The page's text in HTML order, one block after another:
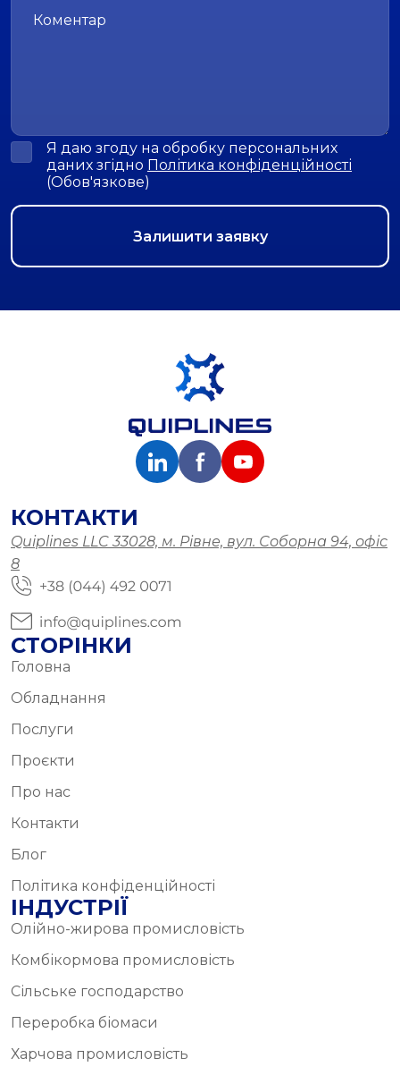
Я даю згоду на обробку персональних
даних згідно Політика конфіденційності
(Обов'язкове)
КОНТАКТИ
Quiplines LLC 33028, м. Рівне, вул. Соборна 94, офіс
8
СТОРІНКИ
Головна
Обладнання
Послуги
Проєкти
Про нас
Контакти
Блог
Політика конфіденційності
ІНДУСТРІЇ
Олійно-жирова промисловість
Комбікормова промисловість
Сільське господарство
Переробка біомаси
Харчова промисловість